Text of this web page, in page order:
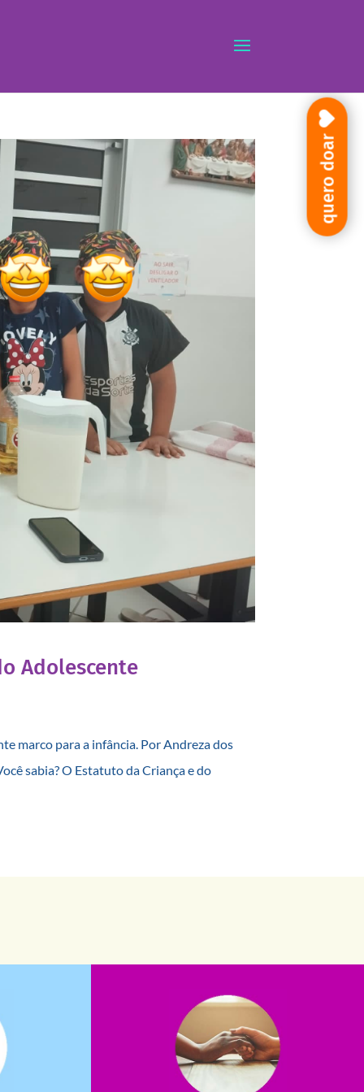
Adolescente
marco para a infância. Por Andreza dos
sabia? O Estatuto da Criança e do
saiba como nos ajudar.
saiba mais
quero doar